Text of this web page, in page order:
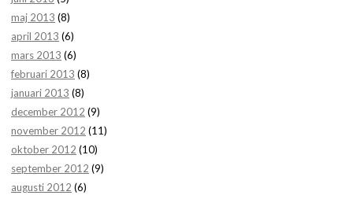
maj 2013 (8)
april 2013 (6)
mars 2013 (6)
februari 2013 (8)
januari 2013 (8)
december 2012 (9)
november 2012 (11)
oktober 2012 (10)
september 2012 (9)
augusti 2012 (6)